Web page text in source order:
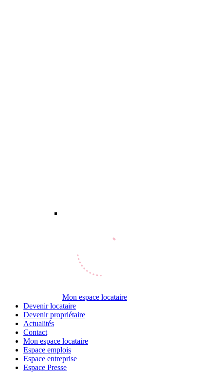
Mon espace locataire
Devenir locataire
Devenir propriétaire
Actualités
Contact
Mon espace locataire
Espace emplois
Espace entreprise
Espace Presse